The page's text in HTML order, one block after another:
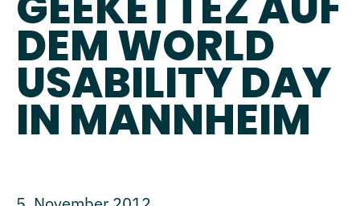
DEM WORLD
USABILITY DAY
IN MANNHEIM